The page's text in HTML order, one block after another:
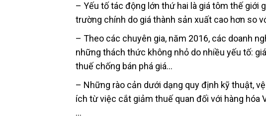
– Yếu tố tác động lớn thứ hai là giá tôm thế giới
trường chính do giá thành sản xuất cao hơn
– Theo các chuyên gia, năm 2016, các doanh
những thách thức không nhỏ do nhiều yếu tố:
thuế chống bán phá giá…
– Những rào cản dưới dạng quy định kỹ thuật,
ích từ việc cắt giảm thuế quan đối với hàng hóa
…